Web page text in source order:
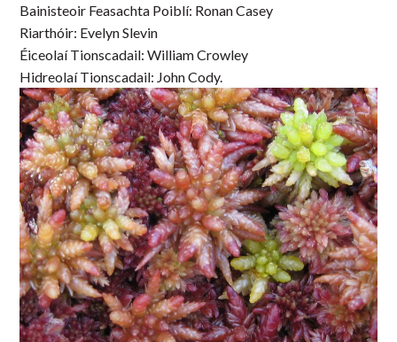
Bainisteoir Feasachta Poiblí: Ronan Casey
Riarthóir: Evelyn Slevin
Éiceolaí Tionscadail: William Crowley
Hidreolaí Tionscadail: John Cody.